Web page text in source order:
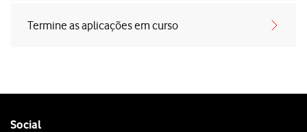
Termine as aplicações em curso
Follow
Social